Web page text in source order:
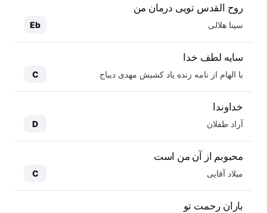
روح القدس تویی درمان من
سینا هلالی Eb
سایه لطف خدا
با الهام از نامه زنده یاد کشیش مهدی دیباج C
خداوندا
آراد طفلان D
محبوبم از آن من است
میلاد آقایی C
باران رحمت تو